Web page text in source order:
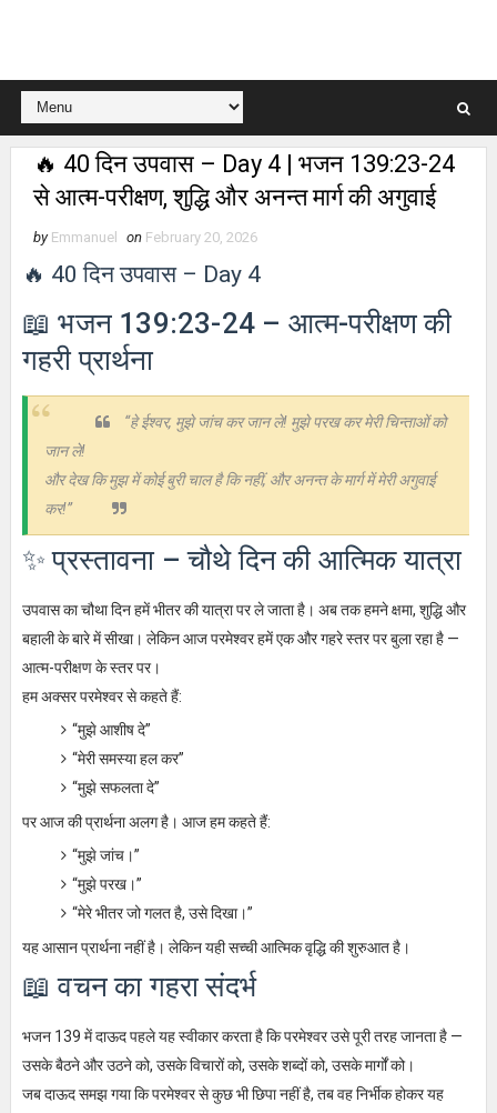
🔥 40 दिन उपवास – Day 4 | भजन 139:23-24
से आत्म-परीक्षण, शुद्धि और अनन्त मार्ग की अगुवाई
by Emmanuel on February 20, 2026
🔥 40 दिन उपवास – Day 4
📖 भजन 139:23-24 – आत्म-परीक्षण की
गहरी प्रार्थना
“हे ईश्वर, मुझे जांच कर जान ले! मुझे परख कर मेरी चिन्ताओं को
जान ले!
और देख कि मुझ में कोई बुरी चाल है कि नहीं, और अनन्त के मार्ग में मेरी अगुवाई
कर!”
✨ प्रस्तावना – चौथे दिन की आत्मिक यात्रा
उपवास का चौथा दिन हमें भीतर की यात्रा पर ले जाता है। अब तक हमने क्षमा, शुद्धि और
बहाली के बारे में सीखा। लेकिन आज परमेश्वर हमें एक और गहरे स्तर पर बुला रहा है —
आत्म-परीक्षण के स्तर पर।
हम अक्सर परमेश्वर से कहते हैं:
“मुझे आशीष दे”
“मेरी समस्या हल कर”
“मुझे सफलता दे”
पर आज की प्रार्थना अलग है। आज हम कहते हैं:
“मुझे जांच।”
“मुझे परख।”
“मेरे भीतर जो गलत है, उसे दिखा।”
यह आसान प्रार्थना नहीं है। लेकिन यही सच्ची आत्मिक वृद्धि की शुरुआत है।
📖 वचन का गहरा संदर्भ
भजन 139 में दाऊद पहले यह स्वीकार करता है कि परमेश्वर उसे पूरी तरह जानता है —
उसके बैठने और उठने को, उसके विचारों को, उसके शब्दों को, उसके मार्गों को।
जब दाऊद समझ गया कि परमेश्वर से कुछ भी छिपा नहीं है, तब वह निर्भीक होकर यह